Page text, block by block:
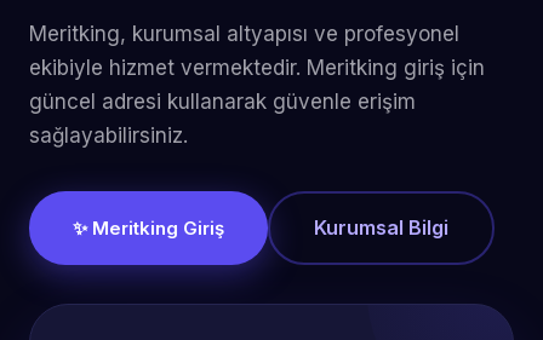
Meritking, kurumsal altyapısı ve profesyonel
ekibiyle hizmet vermektedir. Meritking giriş için
güncel adresi kullanarak güvenle erişim
sağlayabilirsiniz.
✨ Meritking Giriş Kurumsal Bilgi